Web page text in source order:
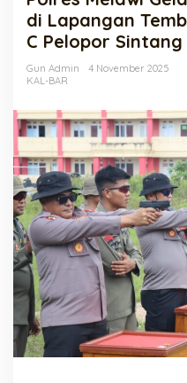
Latihan
di
C
Pelopor
Sintang
di Lapangan
C Pelopor Sintang
Gun Admin
4 November 2025
KAL-BAR